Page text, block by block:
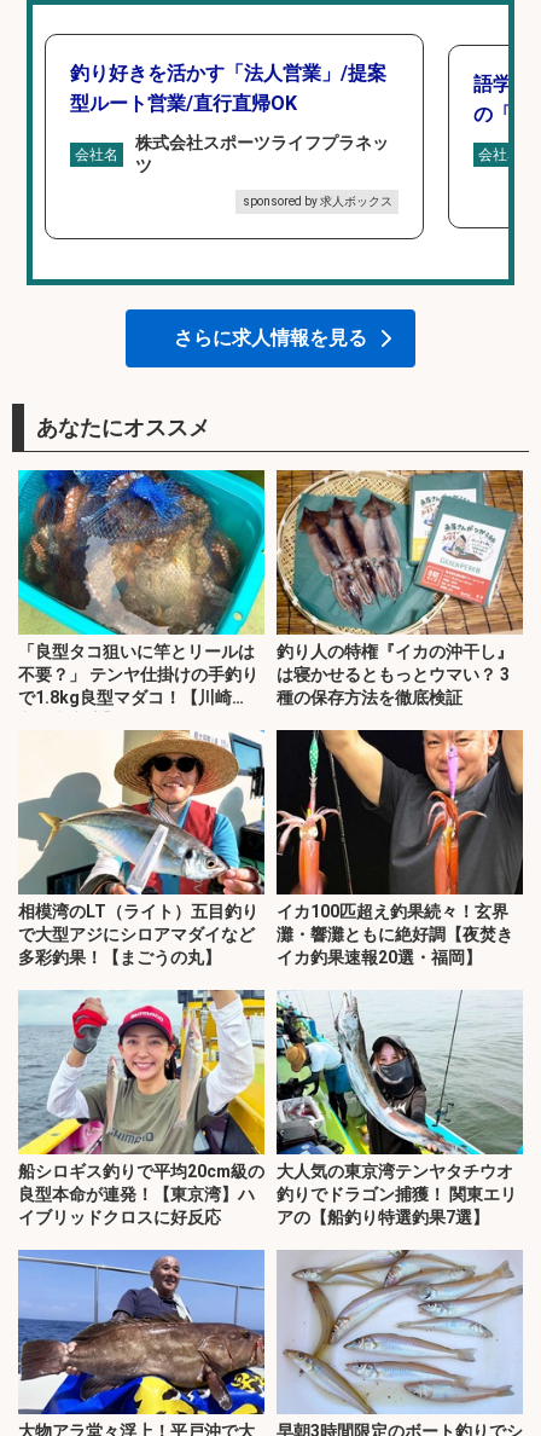
釣り好きを活かす「法人営業」/提案
型ルート営業/直行直帰OK
会社名
株式会社スポーツライフプラネッ
ツ
sponsored by 求人ボックス
語学力
の「海
会社名
さらに求人情報を見る
あなたにオススメ
「良型タコ狙いに竿とリールは
不要？」 テンヤ仕掛けの手釣り
で1.8kg良型マダコ！【川崎
釣り人の特権『イカの沖干し』
は寝かせるともっとウマい？ 3
種の保存方法を徹底検証
相模湾のLT（ライト）五目釣り
で大型アジにシロアマダイなど
多彩釣果！【まごうの丸】
イカ100匹超え釣果続々！玄界
灘・響灘ともに絶好調【夜焚き
イカ釣果速報20選・福岡】
船シロギス釣りで平均20cm級の
良型本命が連発！【東京湾】ハ
イブリッドクロスに好反応
大人気の東京湾テンヤタチウオ
釣りでドラゴン捕獲！ 関東エリ
アの【船釣り特選釣果7選】
大物アラ堂々浮上！平戸沖で大 早朝3時間限定のボート釣りでシ